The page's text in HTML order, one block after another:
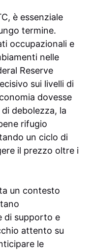
è essenziale
termine.
occupazionali e
nelle
Reserve
sui livelli di
dovesse
debolezza, la
rifugio
un ciclo di
il prezzo oltre i
un contesto
di supporto e
attento su
le